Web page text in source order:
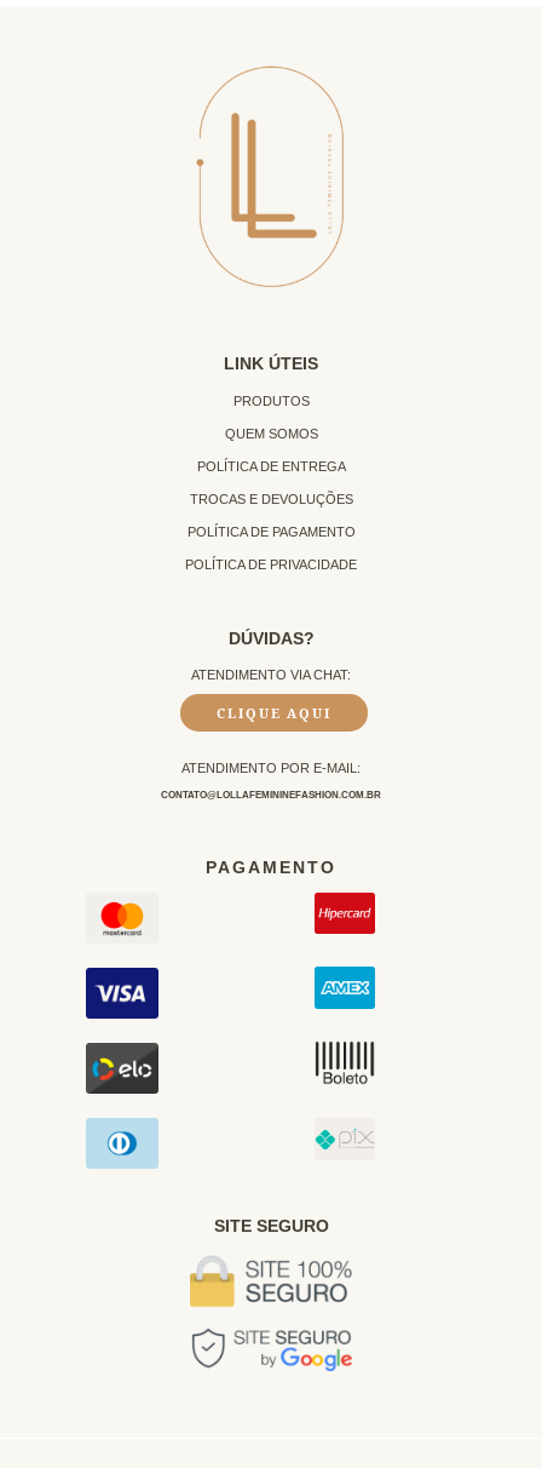
LINK ÚTEIS
PRODUTOS
QUEM SOMOS
POLÍTICA DE ENTREGA
TROCAS E DEVOLUÇÕES
POLÍTICA DE PAGAMENTO
POLÍTICA DE PRIVACIDADE
DÚVIDAS?
ATENDIMENTO VIA CHAT:
CLIQUE AQUI
ATENDIMENTO POR E-MAIL:
CONTATO@LOLLAFEMININEFASHION.COM.BR
PAGAMENTO
SITE SEGURO